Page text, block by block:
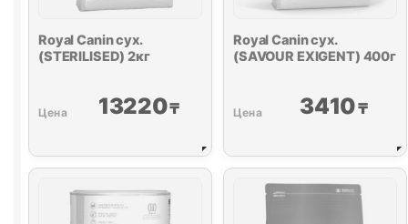
Royal Canin сух.
(STERILISED) 2кг
13220₸
Royal Canin сух.
(SAVOUR EXIGENT) 400г
3410₸